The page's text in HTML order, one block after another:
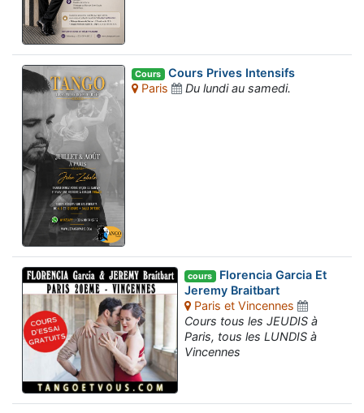
Cours Cours Prives Intensifs
Paris
Du lundi au samedi.
cours Florencia Garcia Et
Jeremy Braitbart
Paris et Vincennes
Cours tous les JEUDIS à
Paris, tous les LUNDIS à
Vincennes